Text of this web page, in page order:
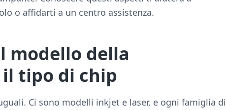
o affidarti a un centro assistenza.
modello della
tipo di chip
Ci sono modelli inkjet e laser, e ogni famiglia di